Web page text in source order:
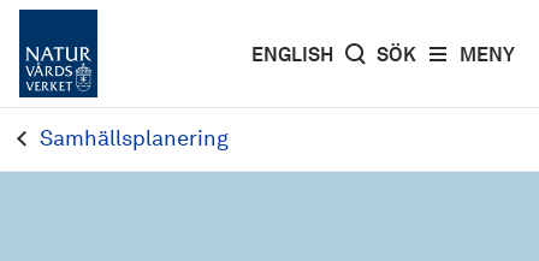
MENY
ENGLISH SÖK
Samhällsplanering